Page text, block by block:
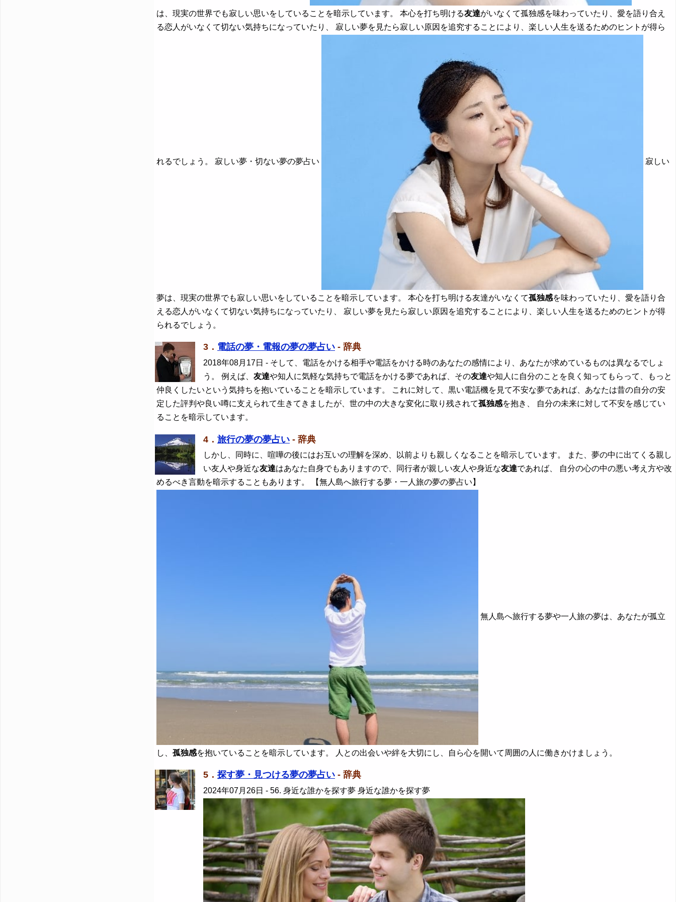
は、現実の世界でも寂しい思いをしていることを暗示しています。 本心を打ち明ける友達がいなくて孤独感を味わっていたり、愛を語り合え
る恋人がいなくて切ない気持ちになっていたり、 寂しい夢を見たら寂しい原因を追究することにより、楽しい人生を送るためのヒントが得ら
れるでしょう。 寂しい夢・切ない夢の夢占い 寂しい
夢は、現実の世界でも寂しい思いをしていることを暗示しています。 本心を打ち明ける友達がいなくて孤独感を味わっていたり、愛を語り合
える恋人がいなくて切ない気持ちになっていたり、 寂しい夢を見たら寂しい原因を追究することにより、楽しい人生を送るためのヒントが得
られるでしょう。
3． 電話の夢・電報の夢の夢占い - 辞典
2018年08月17日 - そして、電話をかける相手や電話をかける時のあなたの感情により、あなたが求めているものは異なるでしょ
う。 例えば、 友達や知人に気軽な気持ちで電話をかける夢であれば、その友達や知人に自分のことを良く知ってもらって、もっと
仲良くしたいという気持ちを抱いていることを暗示しています。 これに対して、黒い電話機を見て不安な夢であれば、あなたは昔の自分の安
定した評判や良い噂に支えられて生きてきましたが、世の中の大きな変化に取り残されて孤独感を抱き、 自分の未来に対して不安を感じてい
ることを暗示しています。
4． 旅行の夢の夢占い - 辞典
しかし、同時に、喧嘩の後にはお互いの理解を深め、以前よりも親しくなることを暗示しています。 また、夢の中に出てくる親し
い友人や身近な友達はあなた自身でもありますので、同行者が親しい友人や身近な友達であれば、 自分の心の中の悪い考え方や改
めるべき言動を暗示することもあります。 【無人島へ旅行する夢・一人旅の夢の夢占い】
無人島へ旅行する夢や一人旅の夢は、あなたが孤立
し、孤独感を抱いていることを暗示しています。 人との出会いや絆を大切にし、自ら心を開いて周囲の人に働きかけましょう。
5． 探す夢・見つける夢の夢占い - 辞典
2024年07月26日 - 56. 身近な誰かを探す夢 身近な誰かを探す夢